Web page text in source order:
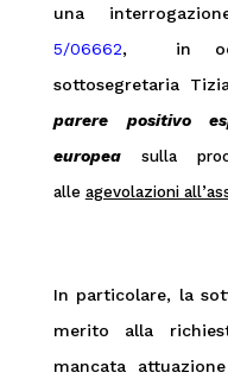
una
5/06662,
in
sottosegretaria
parere positivo
europeasulla
alle agevolazioni
In particolare, la
merito alla
mancata